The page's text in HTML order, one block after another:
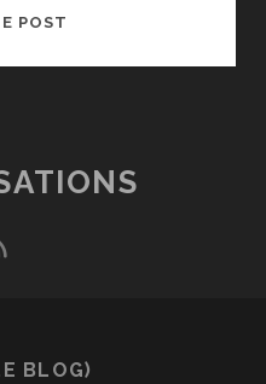
POST
DES
rss
BLOG)